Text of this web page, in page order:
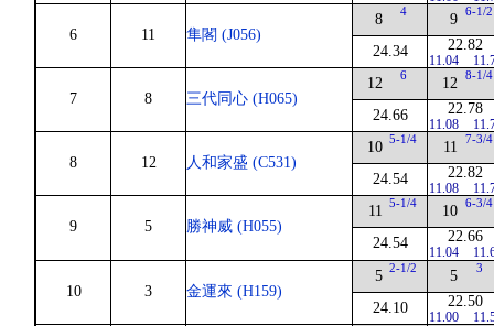
6 11 隼閣 (J056)
8 4
24.34
9 6-1/2
22.82
11.04
7 8 三代同心 (H065)
12 6
24.66
12 8-1/4
22.78
11.08
8 12 人和家盛 (C531)
10 5-1/4
24.54
11 7-3/4
22.82
11.08
9 5 勝神威 (H055)
11 5-1/4
24.54
10 6-3/4
22.66
11.04
10 3 金運來 (H159)
5 2-1/2
24.10
5 3
22.50
11.00